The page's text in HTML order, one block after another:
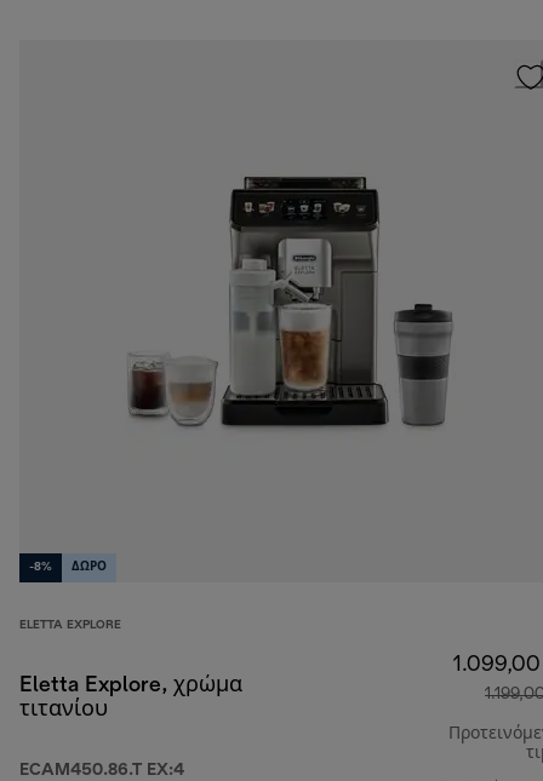
-8% ΔΩΡΟ
ELETTA EXPLORE
Eletta Explore, χρώμα
τιτανίου
ECAM450.86.T EX:4